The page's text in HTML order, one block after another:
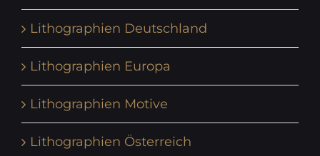
Lithographien Deutschland
Lithographien Europa
Lithographien Motive
Lithographien Österreich